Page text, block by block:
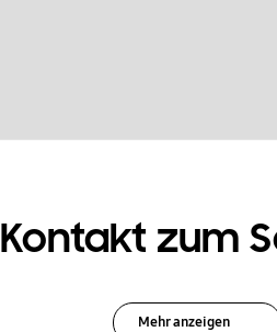
Kontakt zum
Mehr anzeigen